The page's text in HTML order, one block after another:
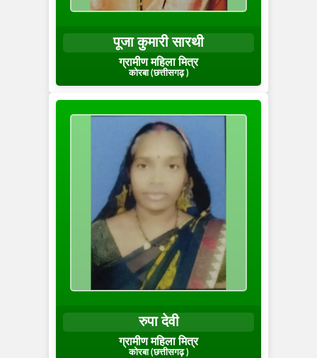
पूजा कुमारी सारथी
ग्रामीण महिला मित्र
कोरबा (छत्तीसगढ़ )
रुपा देवी
ग्रामीण महिला मित्र
कोरबा (छत्तीसगढ़ )